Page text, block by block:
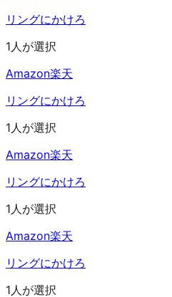
リングにかけろ
1人が選択
Amazon楽天
リングにかけろ
1人が選択
Amazon楽天
リングにかけろ
1人が選択
Amazon楽天
リングにかけろ
1人が選択